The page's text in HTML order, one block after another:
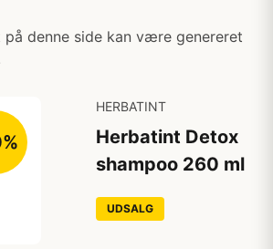
på denne side kan være genereret
HERBATINT
Herbatint Detox
shampoo 260 ml
UDSALG